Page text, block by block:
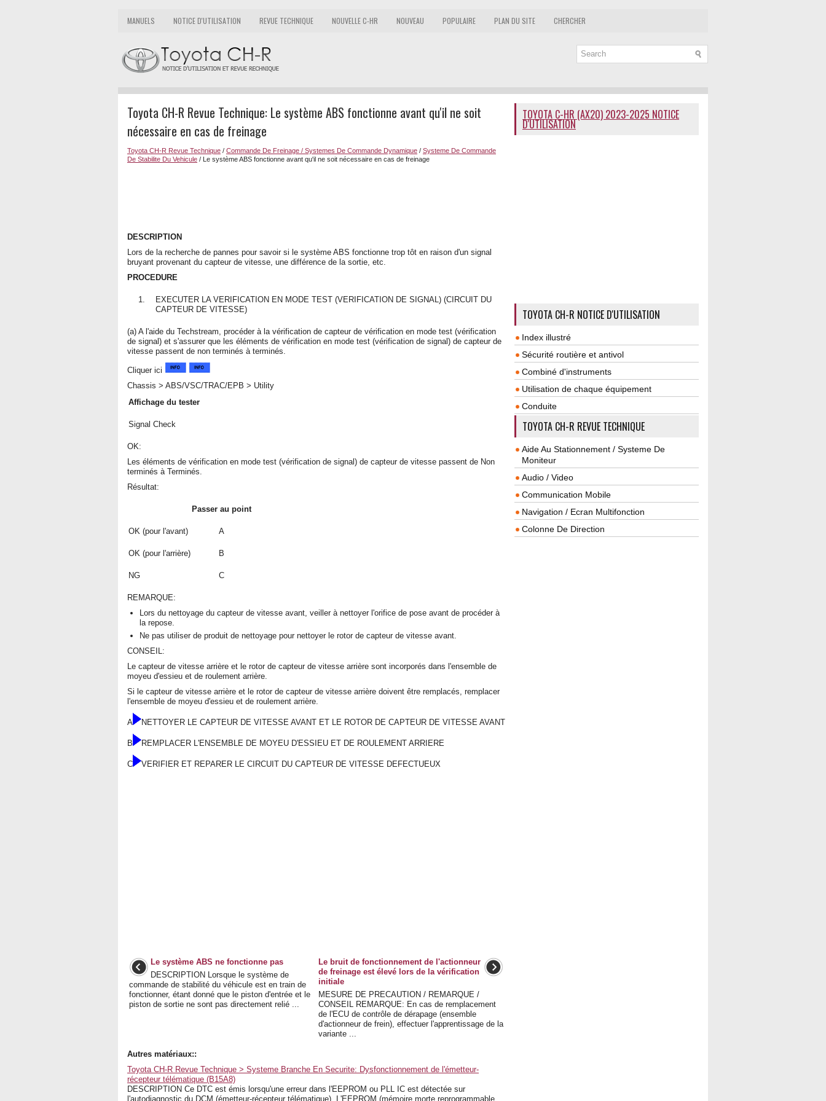
MANUELS NOTICE D'UTILISATION REVUE TECHNIQUE NOUVELLE C-HR NOUVEAU POPULAIRE PLAN DU SITE CHERCHER
Toyota CH-R Revue Technique: Le système ABS fonctionne avant qu'il ne soit
nécessaire en cas de freinage
Toyota CH-R Revue Technique / Commande De Freinage / Systemes De Commande Dynamique / Systeme De Commande
De Stabilite Du Vehicule / Le système ABS fonctionne avant qu'il ne soit nécessaire en cas de freinage
DESCRIPTION
Lors de la recherche de pannes pour savoir si le système ABS fonctionne trop tôt en raison d'un signal
bruyant provenant du capteur de vitesse, une différence de la sortie, etc.
PROCEDURE
1.
EXECUTER LA VERIFICATION EN MODE TEST (VERIFICATION DE SIGNAL) (CIRCUIT DU
CAPTEUR DE VITESSE)
(a) A l'aide du Techstream, procéder à la vérification de capteur de vérification en mode test (vérification
de signal) et s'assurer que les éléments de vérification en mode test (vérification de signal) de capteur de
vitesse passent de non terminés à terminés.
Cliquer ici
Chassis > ABS/VSC/TRAC/EPB > Utility
Affichage du tester
Signal Check
OK:
Les éléments de vérification en mode test (vérification de signal) de capteur de vitesse passent de Non
terminés à Terminés.
Résultat:
Passer au point
OK (pour l'avant) A
OK (pour l'arrière) B
NG C
REMARQUE:
Lors du nettoyage du capteur de vitesse avant, veiller à nettoyer l'orifice de pose avant de procéder à
la repose.
Ne pas utiliser de produit de nettoyage pour nettoyer le rotor de capteur de vitesse avant.
CONSEIL:
Le capteur de vitesse arrière et le rotor de capteur de vitesse arrière sont incorporés dans l'ensemble de
moyeu d'essieu et de roulement arrière.
Si le capteur de vitesse arrière et le rotor de capteur de vitesse arrière doivent être remplacés, remplacer
l'ensemble de moyeu d'essieu et de roulement arrière.
A NETTOYER LE CAPTEUR DE VITESSE AVANT ET LE ROTOR DE CAPTEUR DE VITESSE AVANT
B REMPLACER L'ENSEMBLE DE MOYEU D'ESSIEU ET DE ROULEMENT ARRIERE
C VERIFIER ET REPARER LE CIRCUIT DU CAPTEUR DE VITESSE DEFECTUEUX
Le système ABS ne fonctionne pas
DESCRIPTION Lorsque le système de
commande de stabilité du véhicule est en train de
fonctionner, étant donné que le piston d'entrée et le
piston de sortie ne sont pas directement relié ...
Le bruit de fonctionnement de l'actionneur
de freinage est élevé lors de la vérification
initiale
MESURE DE PRECAUTION / REMARQUE /
CONSEIL REMARQUE: En cas de remplacement
de l'ECU de contrôle de dérapage (ensemble
d'actionneur de frein), effectuer l'apprentissage de la
variante ...
Autres matériaux::
Toyota CH-R Revue Technique > Systeme Branche En Securite: Dysfonctionnement de l'émetteur-
récepteur télématique (B15A8)
DESCRIPTION Ce DTC est émis lorsqu'une erreur dans l'EEPROM ou PLL IC est détectée sur
l'autodiagnostic du DCM (émetteur-récepteur télématique). L'EEPROM (mémoire morte reprogrammable
TOYOTA C-HR (AX20) 2023-2025 NOTICE
D'UTILISATION
TOYOTA CH-R NOTICE D'UTILISATION
Index illustré
Sécurité routière et antivol
Combiné d'instruments
Utilisation de chaque équipement
Conduite
TOYOTA CH-R REVUE TECHNIQUE
Aide Au Stationnement / Systeme De
Moniteur
Audio / Video
Communication Mobile
Navigation / Ecran Multifonction
Colonne De Direction